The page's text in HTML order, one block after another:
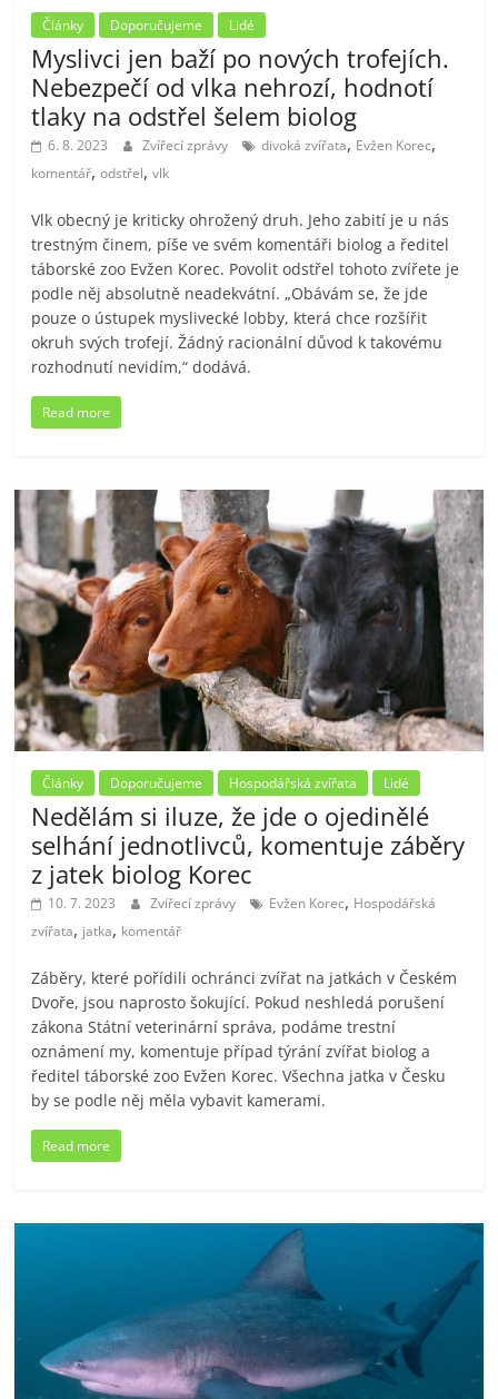
Články Doporučujeme Lidé
Myslivci jen baží po nových trofejích.
Nebezpečí od vlka nehrozí, hodnotí
tlaky na odstřel šelem biolog
6. 8. 2023 Zvířecí zprávy divoká zvířata, Evžen Korec,
komentář,odstřel,vlk
Vlk obecný je kriticky ohrožený druh. Jeho zabití je u nás
trestným činem, píše ve svém komentáři biolog a ředitel
táborské zoo Evžen Korec. Povolit odstřel tohoto zvířete je
podle něj absolutně neadekvátní. „Obávám se, že jde
pouze o ústupek myslivecké lobby, která chce rozšířit
okruh svých trofejí. Žádný racionální důvod k takovému
rozhodnutí nevidím,“ dodává.
Read more
Články Doporučujeme Hospodářská zvířata Lidé
Nedělám si iluze, že jde o ojedinělé
selhání jednotlivců, komentuje záběry
z jatek biolog Korec
10. 7. 2023 Zvířecí zprávy Evžen Korec, Hospodářská
zvířata, jatka, komentář
Záběry, které pořídili ochránci zvířat na jatkách v Českém
Dvoře, jsou naprosto šokující. Pokud neshledá porušení
zákona Státní veterinární správa, podáme trestní
oznámení my, komentuje případ týrání zvířat biolog a
ředitel táborské zoo Evžen Korec. Všechna jatka v Česku
by se podle něj měla vybavit kamerami.
Read more